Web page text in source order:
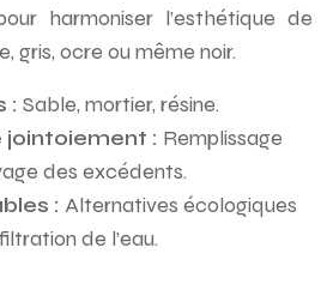
harmoniser l’esthétique de
gris, ocre ou même noir.
: Sable, mortier, résine.
jointoiement : Remplissage
des excédents.
: Alternatives écologiques
de l’eau.